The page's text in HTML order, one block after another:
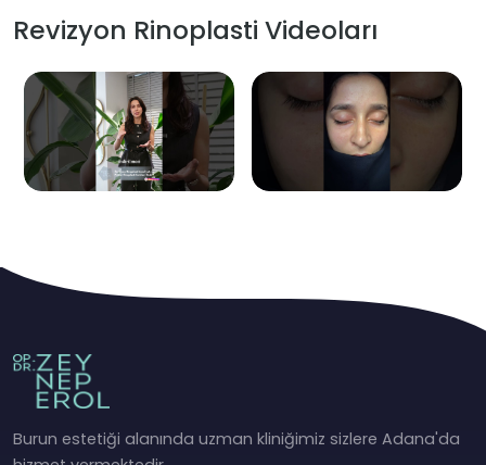
Revizyon Rinoplasti Videoları
Burun estetiği alanında uzman kliniğimiz sizlere Adana'da